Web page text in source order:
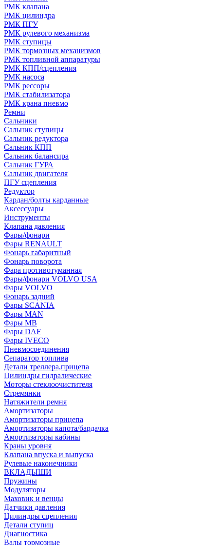
РМК клапана
РМК цилиндра
РМК ПГУ
РМК рулевого механизма
РМК ступицы
РМК тормозных механизмов
РМК топливной аппаратуры
РМК КПП/сцепления
РМК насоса
РМК рессоры
РМК стабилизатора
РМК крана пневмо
Ремни
Сальники
Сальник ступицы
Сальник редуктора
Сальник КПП
Сальник балансира
Сальник ГУРА
Сальник двигателя
ПГУ сцепления
Редуктор
Кардан/болты карданные
Аксессуары
Инструменты
Клапана давления
Фары/фонари
Фары RENAULT
Фонарь габаритный
Фонарь поворота
Фара противотуманная
Фары/фонари VOLVO USA
Фары VOLVO
Фонарь задний
Фары SCANIA
Фары MAN
Фары MB
Фары DAF
Фары IVECO
Пневмосоединения
Сепаратор топлива
Детали треллера,прицепа
Цилиндры гидралические
Моторы стеклоочистителя
Стремянки
Натяжители ремня
Амортизаторы
Амортизаторы прицепа
Амортизаторы капота/бардачка
Амортизаторы кабины
Краны уровня
Клапана впуска и выпуска
Рулевые наконечники
ВКЛАДЫШИ
Пружины
Модуляторы
Маховик и венцы
Датчики давления
Цилиндры сцепления
Детали ступиц
Диагностика
Валы тормозные